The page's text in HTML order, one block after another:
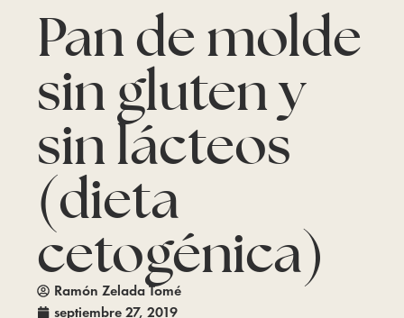
Pan de molde
sin gluten y
sin lácteos
(dieta
cetogénica)
Ramón Zelada Tomé
septiembre 27, 2019